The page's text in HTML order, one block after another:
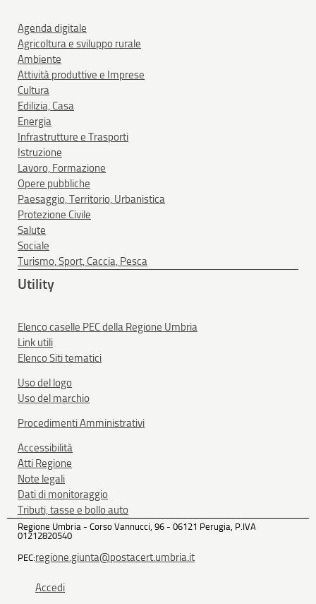
Agenda digitale
Agricoltura e sviluppo rurale
Ambiente
Attività produttive e Imprese
Cultura
Edilizia, Casa
Energia
Infrastrutture e Trasporti
Istruzione
Lavoro, Formazione
Opere pubbliche
Paesaggio, Territorio, Urbanistica
Protezione Civile
Salute
Sociale
Turismo, Sport, Caccia, Pesca
Utility
Elenco caselle PEC della Regione Umbria
Link utili
Elenco Siti tematici
Uso del logo
Uso del marchio
Procedimenti Amministrativi
Accessibilità
Atti Regione
Note legali
Dati di monitoraggio
Tributi, tasse e bollo auto
Regione Umbria - Corso Vannucci, 96 - 06121 Perugia, P.IVA
01212820540
PEC:regione.giunta@postacert.umbria.it
Accedi